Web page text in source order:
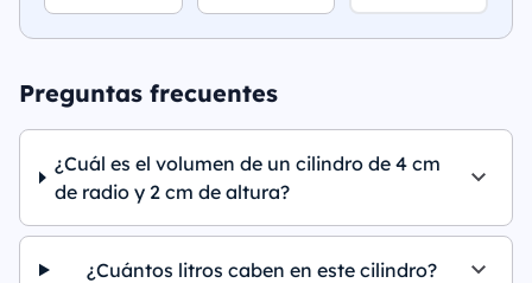
Preguntas frecuentes
¿Cuál es el volumen de un cilindro de 4 cm
de radio y 2 cm de altura?
¿Cuántos litros caben en este cilindro?